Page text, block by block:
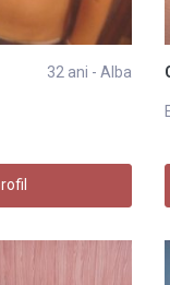
32 ani - Alba